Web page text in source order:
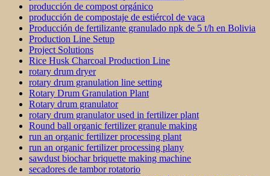
producción de compost orgánico
producción de compostaje de estiércol de vaca
Producción de fertilizante granulado npk de 5 t/h en Bolivia
Production Line Setup
Project Solutions
Rice Husk Charcoal Production Line
rotary drum dryer
rotary drum granulation line setting
Rotary Drum Granulation Plant
Rotary drum granulator
rotary drum granulator used in fertilizer plant
Round ball organic fertilizer granule making
run an organic fertilizer processing plant
run an organic fertilizer processing plany
sawdust biochar briquette making machine
secadores de tambor rotatorio